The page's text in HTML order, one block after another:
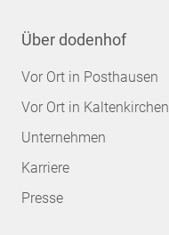
Über dodenhof
Vor Ort in Posthausen
Vor Ort in Kaltenkirchen
Unternehmen
Karriere
Presse